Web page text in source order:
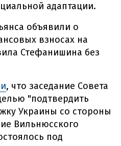
адаптации.
объявили о
взносах на
Стефанишина без
, что заседание Совета
"подтвердить
Украины со стороны
Вильнюсского
под